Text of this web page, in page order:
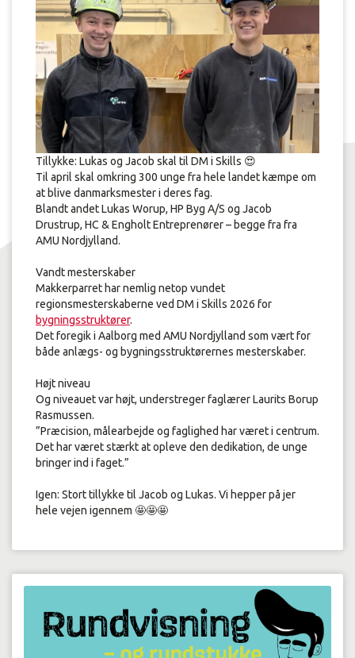
Tillykke: Lukas og Jacob skal til DM i Skills 😍
Til april skal omkring 300 unge fra hele landet kæmpe om
at blive danmarksmester i deres fag.
Blandt andet Lukas Worup, HP Byg A/S og Jacob
Drustrup, HC & Engholt Entreprenører – begge fra fra
AMU Nordjylland.
Vandt mesterskaber
Makkerparret har nemlig netop vundet
regionsmesterskaberne ved DM i Skills 2026 for
bygningsstruktører.
Det foregik i Aalborg med AMU Nordjylland som vært for
både anlægs- og bygningsstruktørernes mesterskaber.
Højt niveau
Og niveauet var højt, understreger faglærer Laurits Borup
Rasmussen.
”Præcision, målearbejde og faglighed har været i centrum.
Det har været stærkt at opleve den dedikation, de unge
bringer ind i faget.”
Igen: Stort tillykke til Jacob og Lukas. Vi hepper på jer
hele vejen igennem 🤩🤩🤩